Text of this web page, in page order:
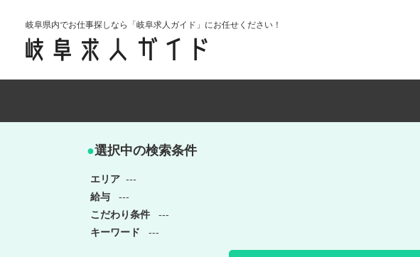
岐阜県内でお仕事探しなら「岐阜求人ガイド」にお任せください！
●選択中の検索条件
エリア ---
給与
---
こだわり条件
---
キーワード
---